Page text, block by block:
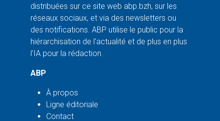
distribuées sur ce site web abp.bzh, sur les
réseaux sociaux, et via des newsletters ou
des notifications. ABP utilise le public pour la
hiérarchisation de l'actualité et de plus en plus
l'IA pour la rédaction.
ABP
À propos
Ligne éditoriale
Contact